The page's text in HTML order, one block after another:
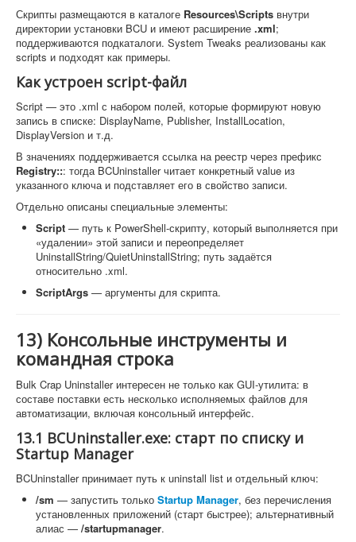
Скрипты размещаются в каталоге Resources\Scripts внутри
директории установки BCU и имеют расширение .xml;
поддерживаются подкаталоги. System Tweaks реализованы как
scripts и подходят как примеры.
Как устроен script-файл
Script — это .xml с набором полей, которые формируют новую
запись в списке: DisplayName, Publisher, InstallLocation,
DisplayVersion и т.д.
В значениях поддерживается ссылка на реестр через префикс
Registry::: тогда BCUninstaller читает конкретный value из
указанного ключа и подставляет его в свойство записи.
Отдельно описаны специальные элементы:
Script — путь к PowerShell-скрипту, который выполняется при
«удалении» этой записи и переопределяет
UninstallString/QuietUninstallString; путь задаётся
относительно .xml.
ScriptArgs — аргументы для скрипта.
13) Консольные инструменты и
командная строка
Bulk Crap Uninstaller интересен не только как GUI-утилита: в
составе поставки есть несколько исполняемых файлов для
автоматизации, включая консольный интерфейс.
13.1 BCUninstaller.exe: старт по списку и
Startup Manager
BCUninstaller принимает путь к uninstall list и отдельный ключ:
/sm — запустить только Startup Manager, без перечисления
установленных приложений (старт быстрее); альтернативный
алиас — /startupmanager.